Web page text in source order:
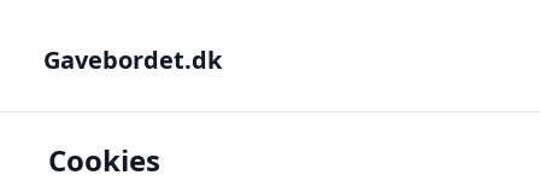
Gavebordet.dk
Cookies